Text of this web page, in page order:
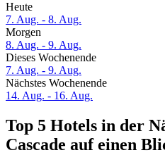
Heute
7. Aug. - 8. Aug.
Morgen
8. Aug. - 9. Aug.
Dieses Wochenende
7. Aug. - 9. Aug.
Nächstes Wochenende
14. Aug. - 16. Aug.
Top 5 Hotels in der
Cascade auf einen